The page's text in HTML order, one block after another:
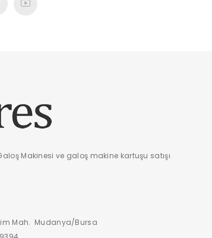
Makinesi ve galoş makine kartuşu satışı
Mah. Mudanya/Bursa